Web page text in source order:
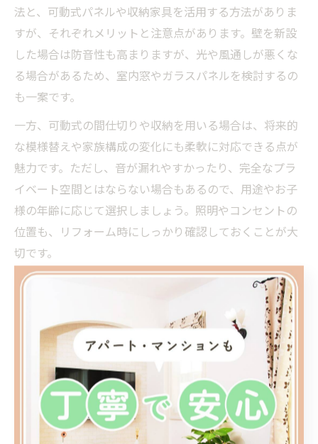
法と、可動式パネルや収納家具を活用する方法がありま
すが、それぞれメリットと注意点があります。壁を新設
した場合は防音性も高まりますが、光や風通しが悪くな
る場合があるため、室内窓やガラスパネルを検討するの
も一案です。
一方、可動式の間仕切りや収納を用いる場合は、将来的
な模様替えや家族構成の変化にも柔軟に対応できる点が
魅力です。ただし、音が漏れやすかったり、完全なプラ
イベート空間とはならない場合もあるので、用途やお子
様の年齢に応じて選択しましょう。照明やコンセントの
位置も、リフォーム時にしっかり確認しておくことが大
切です。
実際の施工例では、収納棚と組み合わせた間仕切りや、
上部を開放した壁で明るさを保ちつつプライバシーも守
る工夫が多く見られます。費用は工法や材料によって異
なりますが、10万円〜30万円程度が一般的です。
分割リフォーム費用と実例を比較し最適選択を
子供部屋の分割リフォーム費用は、工法や面積、使用す
る建材によって大きく異なります。一般的に、間仕切り